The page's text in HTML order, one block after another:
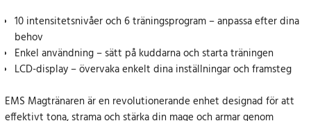
10 intensitetsnivåer och 6 träningsprogram – anpassa efter dina
behov
Enkel användning – sätt på kuddarna och starta träningen
LCD-display – övervaka enkelt dina inställningar och framsteg
EMS Magtränaren är en revolutionerande enhet designad för att
effektivt tona, strama och stärka din mage och armar genom